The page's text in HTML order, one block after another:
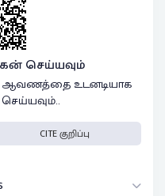
செய்யவும்
ஆவணத்தை உடனடியாக
CITE குறிப்பு